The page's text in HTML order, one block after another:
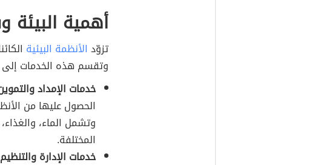
أهمية البيئة
تزوّد الأنظمة البيئية
وتقسم هذه الخدمات
خدمات الإمداد
الحصول عليها من
وتشمل الماء،
المختلفة.
خدمات الإدارة